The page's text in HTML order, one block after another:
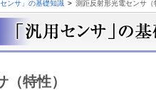
センサ」の基礎知識 > 測距反射形光電センサ（
特性）